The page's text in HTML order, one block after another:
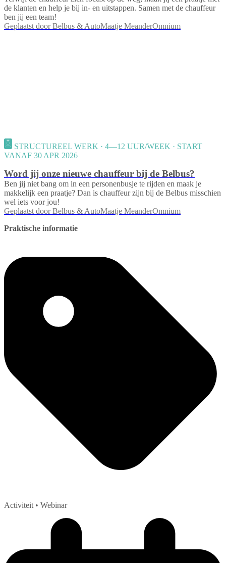
de klanten en help je bij in- en uitstappen. Samen met de chauffeur
ben jij een team!
Geplaatst door Belbus & AutoMaatje MeanderOmnium
STRUCTUREEL WERK · 4—12 UUR/WEEK · START
VANAF 30 APR 2026
Word jij onze nieuwe chauffeur bij de Belbus?
Ben jij niet bang om in een personenbusje te rijden en maak je
makkelijk een praatje? Dan is chauffeur zijn bij de Belbus misschien
wel iets voor jou!
Geplaatst door Belbus & AutoMaatje MeanderOmnium
Praktische informatie
Activiteit • Webinar